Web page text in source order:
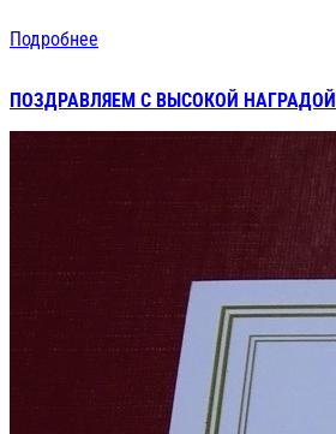
Подробнее
ПОЗДРАВЛЯЕМ С ВЫСОКОЙ НАГРАДОЙ